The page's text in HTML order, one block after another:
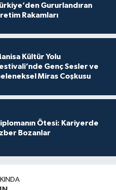
Gururlandıran
Rakamları
Kültür Yolu
Genç Sesler ve
Miras Coşkusu
Ötesi: Kariyerde
Bozanlar